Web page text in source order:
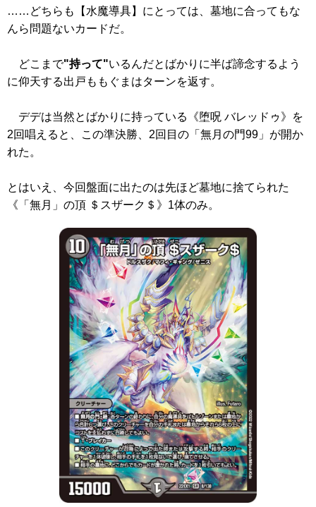
……どちらも【水魔導具】にとっては、墓地に合ってもな
んら問題ないカードだ。
どこまで"持って"いるんだとばかりに半ば諦念するよう
に仰天する出戸ももぐまはターンを返す。
デデは当然とばかりに持っている 《堕呪 バレッドゥ》
を
2回唱えると、この準決勝、2回目の「無月の門99」が開か
れた。
とはいえ、今回盤面に出たのは先ほど墓地に捨てられた
《「無月」の頂 ＄スザーク＄》 1体のみ。